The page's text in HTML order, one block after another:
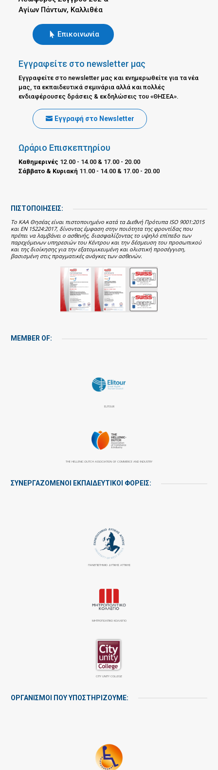
Αγίων Πάντων, Καλλιθέα
Επικοινωνία
Εγγραφείτε στο newsletter μας
Εγγραφείτε στο newsletter μας και ενημερωθείτε για τα νέα
μας, τα εκπαιδευτικά σεμινάρια αλλά και πολλές
ενδιαφέρουσες δράσεις & εκδηλώσεις του «ΘΗΣΕΑ».
Εγγραφή στο Newsletter
Ωράριο Επισκεπτηρίου
Καθημερινές 12.00 - 14.00 & 17.00 - 20.00
Σάββατο & Κυριακή 11.00 - 14.00 & 17.00 - 20.00
ΠΙΣΤΟΠΟΙΗΣΕΙΣ:
Το ΚΑΑ Θησέας είναι πιστοποιημένο κατά τα Διεθνή Πρότυπα ISO 9001:2015
και EN 15224:2017, δίνοντας έμφαση στην ποιότητα της φροντίδας που
πρέπει να λαμβάνει ο ασθενής, διασφαλίζοντας το υψηλό επίπεδο των
παρεχόμενων υπηρεσιών του Κέντρου και την δέσμευση του προσωπικού
και της διοίκησης για την εξατομικευμένη και ολιστική προσέγγιση,
βασισμένη στις πραγματικές ανάγκες των ασθενών.
MEMBER OF:
ELITOUR
THE HELLENIC-DUTCH ASSOCIATION OF COMMERCE AND INDUSTRY
ΣΥΝΕΡΓΑΖΌΜΕΝΟΙ ΕΚΠΑΙΔΕΥΤΙΚΟΊ ΦΟΡΕΊΣ:
ΠΑΝΕΠΙΣΤΉΜΙΟ ΔΥΤΙΚΉΣ ΑΤΤΙΚΉΣ
ΜΗΤΡΟΠΟΛΙΤΙΚΟ ΚΟΛΛΕΓΙΟ
CITY UNITY COLLEGE
ΟΡΓΑΝΙΣΜΟΙ ΠΟΥ ΥΠΟΣΤΗΡΙΖΟΥΜΕ: